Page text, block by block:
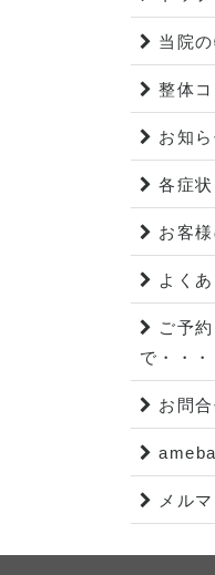
当院
整体
お知
各症
お客
よく
ご予
で・・・
お問
メル